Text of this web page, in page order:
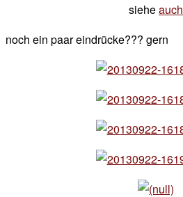
sieheauch
noch ein paar eindrücke??? gern